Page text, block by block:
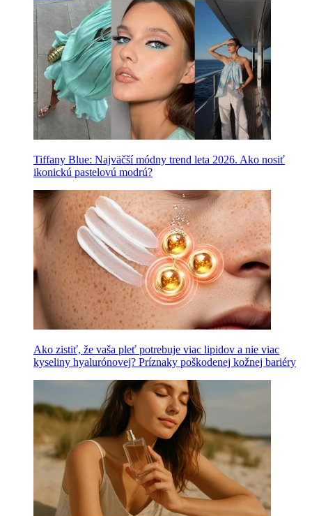
Tiffany Blue: Najväčší módny trend leta 2026. Ako nosiť
ikonickú pastelovú modrú?
Ako zistiť, že vaša pleť potrebuje viac lipidov a nie viac
kyseliny hyalurónovej? Príznaky poškodenej kožnej bariéry